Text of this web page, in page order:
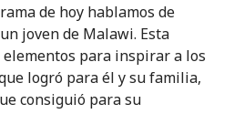
de hoy hablamos de
joven de Malawi. Esta
para inspirar a los
logró para él y su familia,
consiguió para su